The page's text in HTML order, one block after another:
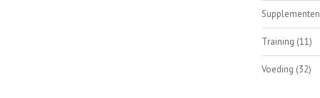
Supplementen
Training (11)
Voeding (32)